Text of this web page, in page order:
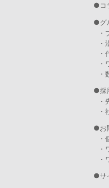
コ
グ
・
・
・
・
採
・
・
お
サ